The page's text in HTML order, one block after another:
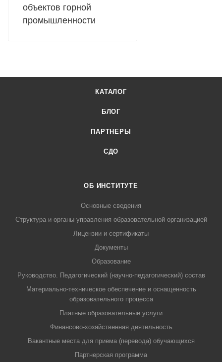
объектов горной
промышленности
КАТАЛОГ
БЛОГ
ПАРТНЕРЫ
СДО
ОБ ИНСТИТУТЕ
Основные сведения
Структура и органы управления образовательной организацией
Лицензии и сертификаты
Документы
Образование
Руководство. Педагогический (научно-педагогический) состав
Материально-техническое обеспечение и оснащенность
образовательного процесса
Платные образовательные услуги
Финансово-хозяйственная деятельность
Вакантные места для приема (перевода) обучающихся
Партнерская программа